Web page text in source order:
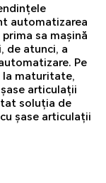
automatizarea
sa mașină
de atunci, a
Pe
la maturitate,
articulații
soluția de
șase articulații